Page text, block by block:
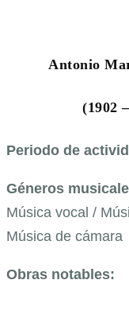
Antonio
(1902
Periodo de
Géneros
Música vocal /
Música de cámara
Obras notables: